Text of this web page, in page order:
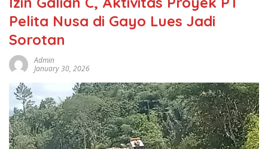
Pelita Nusa di Gayo Lues Jadi
Sorotan
Admin
January 30, 2026